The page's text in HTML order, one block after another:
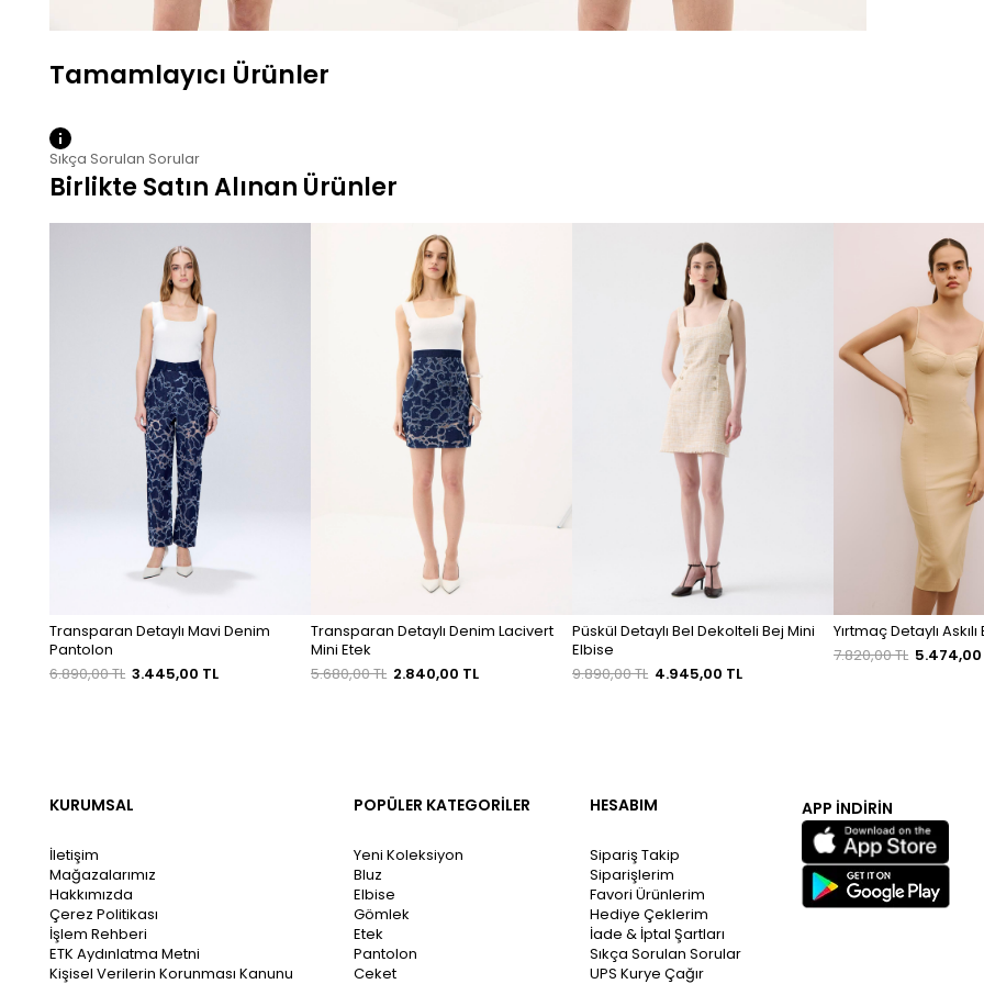
Sıkça Sorulan Sorular
Birlikte Satın Alınan Ürünler
Transparan Detaylı Mavi Denim
Pantolon
6.890,00 TL 3.445,00 TL
Transparan Detaylı Denim Lacivert
Mini Etek
5.680,00 TL 2.840,00 TL
Püskül Detaylı Bel Dekolteli Bej Mini
Elbise
9.890,00 TL 4.945,00 TL
Yırtmaç Detaylı
7.820,00 TL 5.474,00
KURUMSAL
İletişim
Mağazalarımız
Hakkımızda
Çerez Politikası
İşlem Rehberi
ETK Aydınlatma Metni
Kişisel Verilerin Korunması Kanunu
POPÜLER KATEGORİLER
Yeni Koleksiyon
Bluz
Elbise
Gömlek
Etek
Pantolon
Ceket
HESABIM
Sipariş Takip
Siparişlerim
Favori Ürünlerim
Hediye Çeklerim
İade & İptal Şartları
Sıkça Sorulan Sorular
UPS Kurye Çağır
APP İNDİRİN